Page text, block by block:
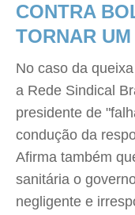
CONTRA
TORNAR
No caso da
a Rede Sindical
presidente de
condução da
Afirma também
sanitária o
negligente e